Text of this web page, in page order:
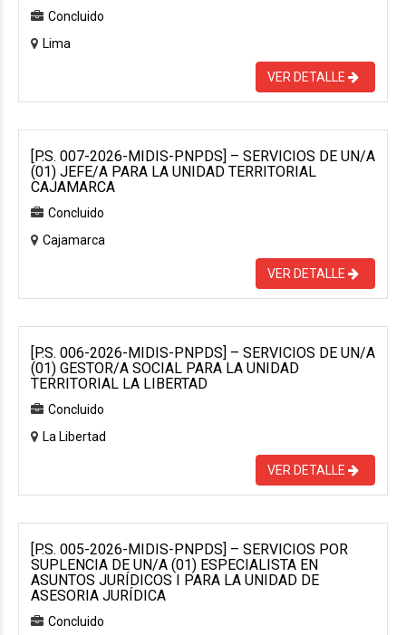
Concluido
Lima
VER DETALLE
[P.S. 007-2026-MIDIS-PNPDS] – SERVICIOS DE UN/A
(01) JEFE/A PARA LA UNIDAD TERRITORIAL
CAJAMARCA
Concluido
Cajamarca
VER DETALLE
[P.S. 006-2026-MIDIS-PNPDS] – SERVICIOS DE UN/A
(01) GESTOR/A SOCIAL PARA LA UNIDAD
TERRITORIAL LA LIBERTAD
Concluido
La Libertad
VER DETALLE
[P.S. 005-2026-MIDIS-PNPDS] – SERVICIOS POR
SUPLENCIA DE UN/A (01) ESPECIALISTA EN
ASUNTOS JURÍDICOS I PARA LA UNIDAD DE
ASESORIA JURÍDICA
Concluido